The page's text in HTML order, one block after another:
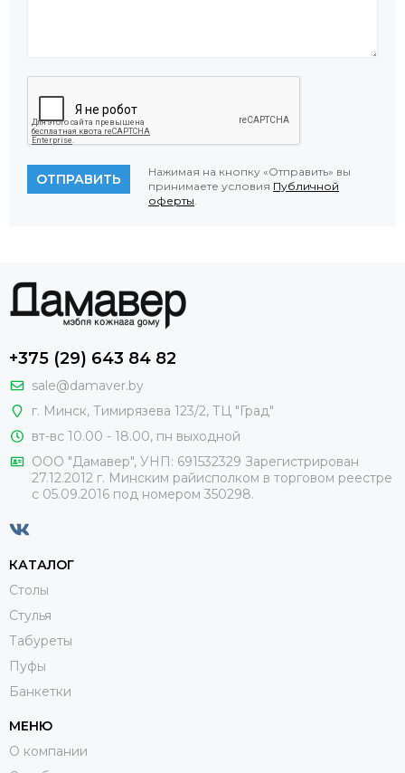
ОТПРАВИТЬ
Нажимая на кнопку «Отправить» вы
принимаете условия Публичной
оферты.
+375 (29) 643 84 82
sale@damaver.by
г. Минск, Тимирязева 123/2, ТЦ "Град"
вт-вс 10.00 - 18.00, пн выходной
ООО "Дамавер", УНП: 691532329 Зарегистрирован
27.12.2012 г. Минским райисполком в торговом реестре
с 05.09.2016 под номером 350298.
КАТАЛОГ
Столы
Стулья
Табуреты
Пуфы
Банкетки
МЕНЮ
О компании